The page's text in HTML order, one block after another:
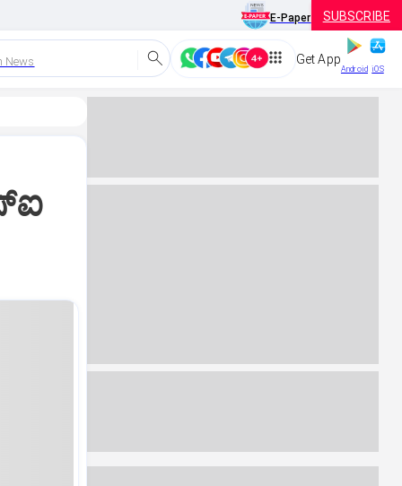
E-Paper SUBSCRIBE
News Get App
Android iOS